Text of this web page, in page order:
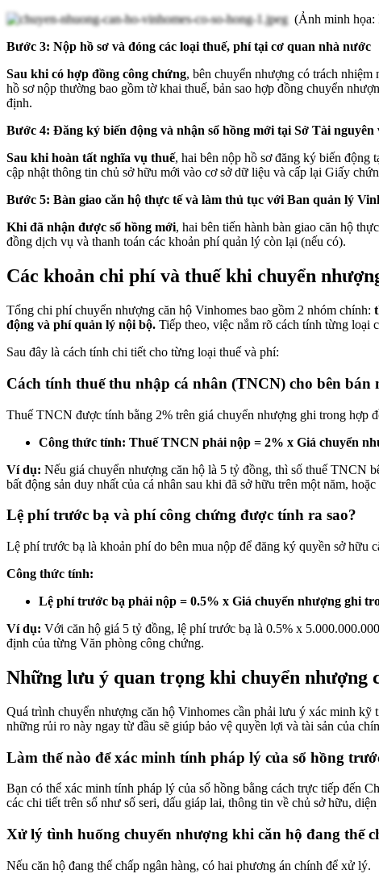
(Ảnh minh họa:
Bước 3: Nộp hồ sơ và đóng các loại thuế, phí tại cơ quan nhà nước
Sau khi có hợp đồng công chứng, bên chuyển nhượng có trách
hồ sơ nộp thường bao gồm tờ khai thuế, bản sao hợp đồng chuyển
định.
Bước 4: Đăng ký biến động và nhận sổ hồng mới tại Sở Tài
Sau khi hoàn tất nghĩa vụ thuế, hai bên nộp hồ sơ đăng ký biến động
cập nhật thông tin chủ sở hữu mới vào cơ sở dữ liệu và cấp lại Giấy
Bước 5: Bàn giao căn hộ thực tế và làm thủ tục với Ban quản lý
Khi đã nhận được sổ hồng mới, hai bên tiến hành bàn giao căn hộ
đồng dịch vụ và thanh toán các khoản phí quản lý còn lại (nếu có).
Các khoản chi phí và thuế khi chuyển
Tổng chi phí chuyển nhượng căn hộ Vinhomes bao gồm 2 nhóm chính:
động và phí quản lý nội bộ. Tiếp theo, việc nắm rõ cách tính từng loại
Sau đây là cách tính chi tiết cho từng loại thuế và phí:
Cách tính thuế thu nhập cá nhân (TNCN) cho bên bán
Thuế TNCN được tính bằng 2% trên giá chuyển nhượng ghi trong hợp
Công thức tính: Thuế TNCN phải nộp = 2% x Giá chuyển
Ví dụ: Nếu giá chuyển nhượng căn hộ là 5 tỷ đồng, thì số thuế TNCN
bất động sản duy nhất của cá nhân sau khi đã sở hữu trên một năm,
Lệ phí trước bạ và phí công chứng được tính ra sao?
Lệ phí trước bạ là khoản phí do bên mua nộp để đăng ký quyền sở hữu
Công thức tính:
Lệ phí trước bạ phải nộp = 0.5% x Giá chuyển nhượng ghi
Ví dụ: Với căn hộ giá 5 tỷ đồng, lệ phí trước bạ là 0.5% x
định của từng Văn phòng công chứng.
Những lưu ý quan trọng khi chuyển nhượng
Quá trình chuyển nhượng căn hộ Vinhomes cần phải lưu ý xác minh
những rủi ro này ngay từ đầu sẽ giúp bảo vệ quyền lợi và tài sản của
Làm thế nào để xác minh tính pháp lý của sổ hồng
Bạn có thể xác minh tính pháp lý của sổ hồng bằng cách trực tiếp đến
các chi tiết trên sổ như số seri, dấu giáp lai, thông tin về chủ sở hữu,
Xử lý tình huống chuyển nhượng khi căn hộ đang thế
Nếu căn hộ đang thế chấp ngân hàng, có hai phương án chính để xử lý.